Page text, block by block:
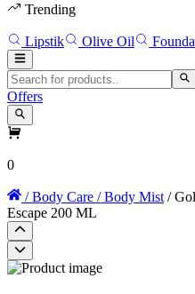
Trending
Lipstik Olive Oil
Offers
0
/ Body Care / Body Mist /
Escape 200 ML